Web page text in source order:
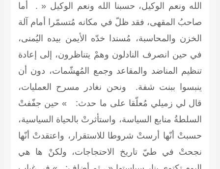
الله ونعم الوكيل، حسبنا الله ونعم الوكيل « . أما
صاحبُ المقهى، فقد ظلّ في مكانه مُتسمّرا أمام آلة
الخزن والمحاسبة، مُسندا خدّه الأيمن بيده اليُمنى،
في حين انصرف النادلون وهمْ يتناظرون، إلى إعادة
تنظيم المناضد والمقاعد وجمع المُهشّمات، دون أن
ينبسوا ببنت شفة. ونحن نغادر مسرح العمليات،
قال لي زميلي مُعلّقا على ما حدث: » حين جفّفتْ
السلطةُ منابع السياسة، واستأثرتْ بالحياة السياسية،
حسبتْ أنّها أرستْ شروطا للاستقرار، واعتقدتْ أنّها
نجحتْ في طيّ تاريخ الاحتجاجات، ولكنْ ها هي